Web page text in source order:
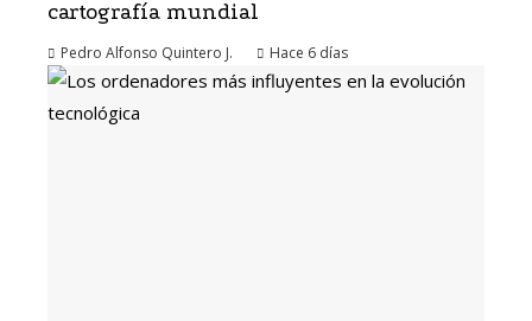
cartografía mundial
Pedro Alfonso Quintero J. Hace 6 días